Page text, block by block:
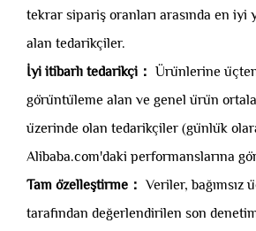
tekrar sipariş oranları arasında en iyi
alan tedarikçiler.
İyi itibarlı tedarikçi： Ürünlerine
görüntüleme alan ve genel ürün
üzerinde olan tedarikçiler (günlük
Alibaba.com'daki performanslarına
Tam özelleştirme：Veriler, bağımsız
tarafından değerlendirilen son